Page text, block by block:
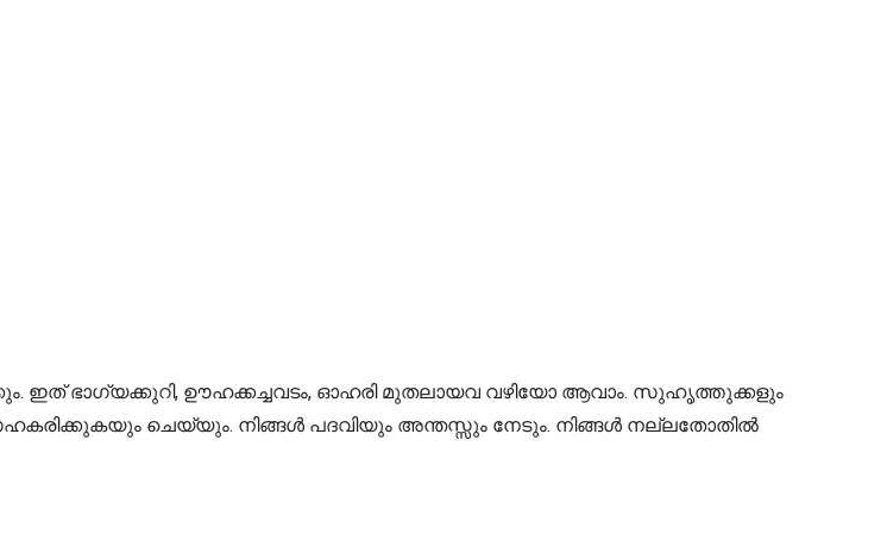
ഇത് ഭാഗ്യക്കുറി, ഊഹക്കച്ചവടം, ഓഹരി മുതലായവ വഴിയോ ആവാം. സുഹൃത്തുക്കളും
ചെയ്യും. നിങ്ങൾ പദവിയും അന്തസ്സും നേടും. നിങ്ങൾ നല്ലതോതിൽ